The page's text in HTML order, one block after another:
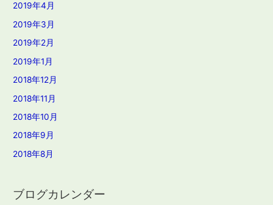
2019年4月
2019年3月
2019年2月
2019年1月
2018年12月
2018年11月
2018年10月
2018年9月
2018年8月
ブログカレンダー